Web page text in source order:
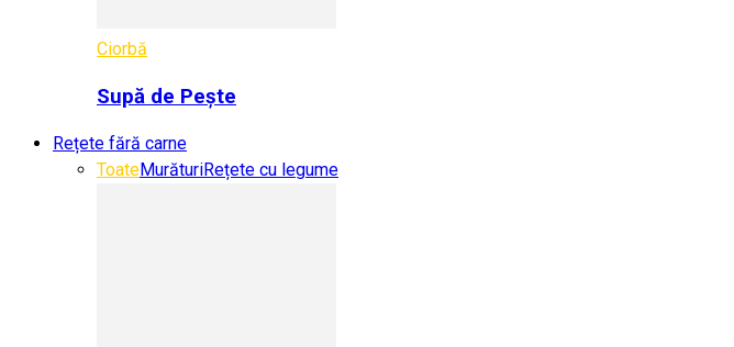
Ciorbă
Supă de Pește
Rețete fără carne
ToateMurăturiRețete cu legume